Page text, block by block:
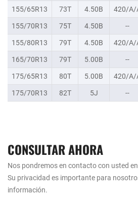
155/65R13
73T 4.50B 420/A/
155/70R13
75T 4.50B --
155/80R13
79T 4.50B 420/A/
165/70R13
79T 5.00B --
175/65R13
80T 5.00B 420/A/
175/70R13
82T 5J --
CONSULTAR AHORA
Nos pondremos en contacto con usted
Su privacidad es importante para
información.